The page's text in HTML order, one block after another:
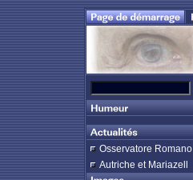
Osservatore Romano
Autriche et Mariazell